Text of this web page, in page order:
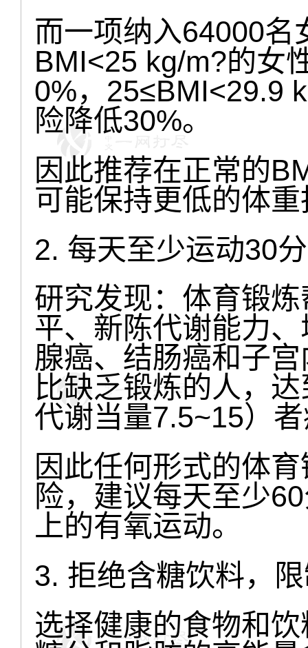
而一项纳入64000名
BMI<25 kg/m?的女
0%，25≤BMI<29.9
险降低30%。
因此推荐在正常的
可能保持更低的体
2. 每天至少运动30
研究发现：体育锻
平、新陈代谢能力
腺癌、结肠癌和子
比缺乏锻炼的人，
代谢当量7.5~15）
因此任何形式的体
险，建议每天至少
上的有氧运动。
3. 拒绝含糖饮料，
选择健康的食物和